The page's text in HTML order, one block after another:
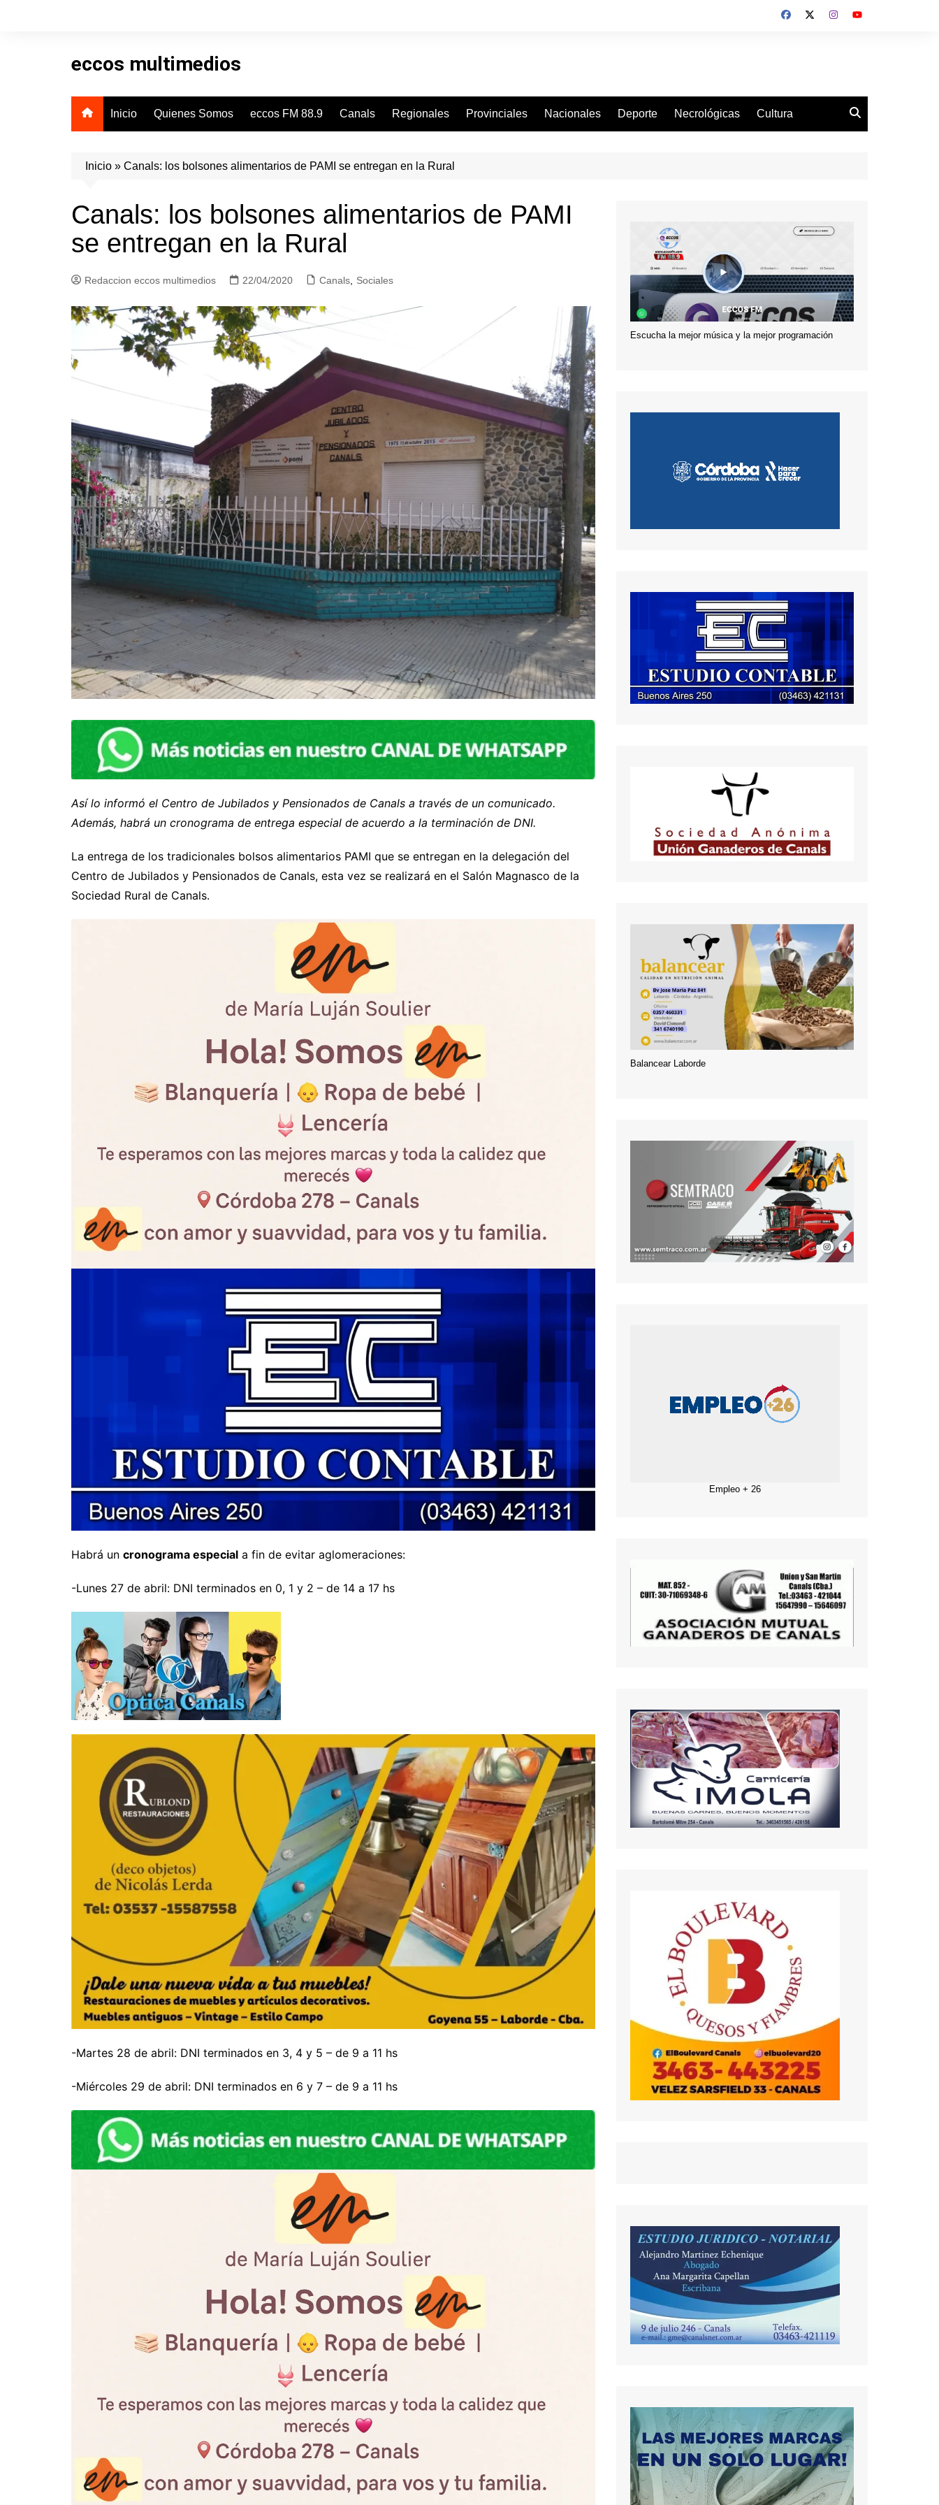
eccos multimedios
Inicio Quienes Somos eccos FM 88.9 Canals Regionales Provinciales Nacionales Deporte Necrológicas Cultura
Inicio » Canals: los bolsones alimentarios de PAMI se entregan en la Rural
Canals: los bolsones alimentarios de PAMI
se entregan en la Rural
Redaccion eccos multimedios 22/04/2020 Canals Sociales
Así lo informó el Centro de Jubilados y Pensionados de Canals a través de un comunicado.
Además, habrá un cronograma de entrega especial de acuerdo a la terminación de DNI.
La entrega de los tradicionales bolsos alimentarios PAMI que se entregan en la delegación del
Centro de Jubilados y Pensionados de Canals, esta vez se realizará en el Salón Magnasco de la
Sociedad Rural de Canals.
Habrá un cronograma especial a fin de evitar aglomeraciones:
-Lunes 27 de abril: DNI terminados en 0, 1 y 2 – de 14 a 17 hs
-Martes 28 de abril: DNI terminados en 3, 4 y 5 – de 9 a 11 hs
-Miércoles 29 de abril: DNI terminados en 6 y 7 – de 9 a 11 hs
Escucha la mejor música y la mejor programación
Balancear Laborde
Empleo + 26